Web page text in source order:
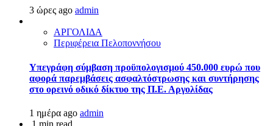
3 ώρες ago admin
ΑΡΓΟΛΙΔΑ
Περιφέρεια Πελοποννήσου
Υπεγράφη σύμβαση προϋπολογισμού 450.000 ευρώ που
αφορά παρεμβάσεις ασφαλτόστρωσης και συντήρησης
στο ορεινό οδικό δίκτυο της Π.Ε. Αργολίδας
1 ημέρα ago admin
1 min read